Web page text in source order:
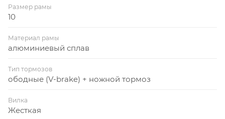
Размер рамы
10
Материал рамы
алюминиевый сплав
Тип тормозов
ободные (V-brake) + ножной тормоз
Вилка
Жесткая